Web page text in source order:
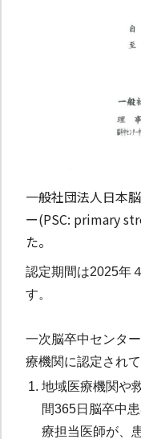
一般社団法人日本
ー(PSC: primary
た。
認定期間は2025年
す。
一次脳卒中センタ
療機関に認定されて
1. 地域医療機関や
間365日脳卒中
療担当医師が、